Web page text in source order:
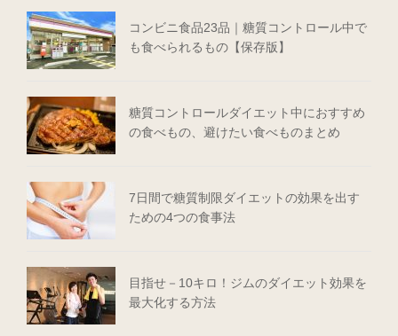
コンビニ食品23品｜糖質コントロール中で
も食べられるもの【保存版】
糖質コントロールダイエット中におすすめ
の食べもの、避けたい食べものまとめ
7日間で糖質制限ダイエットの効果を出す
ための4つの食事法
目指せ－10キロ！ジムのダイエット効果を
最大化する方法